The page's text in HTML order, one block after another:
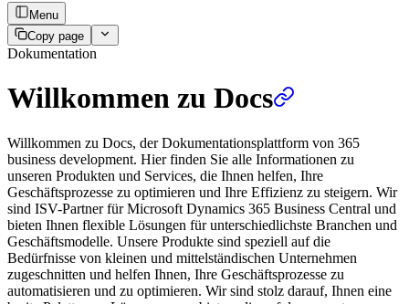
Menu
Copy page
Dokumentation
Willkommen zu Docs
Willkommen zu Docs, der Dokumentationsplattform von 365
business development. Hier finden Sie alle Informationen zu
unseren Produkten und Services, die Ihnen helfen, Ihre
Geschäftsprozesse zu optimieren und Ihre Effizienz zu steigern. Wir
sind ISV-Partner für Microsoft Dynamics 365 Business Central und
bieten Ihnen flexible Lösungen für unterschiedlichste Branchen und
Geschäftsmodelle. Unsere Produkte sind speziell auf die
Bedürfnisse von kleinen und mittelständischen Unternehmen
zugeschnitten und helfen Ihnen, Ihre Geschäftsprozesse zu
automatisieren und zu optimieren. Wir sind stolz darauf, Ihnen eine